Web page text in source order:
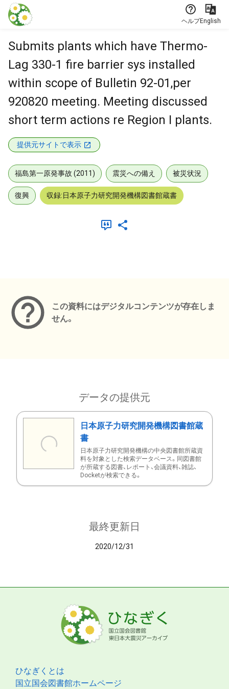
本文に飛ぶ
ヘルプEnglish
Submits plants which have Thermo-
Lag 330-1 fire barrier sys installed
within scope of Bulletin 92-01,per
920820 meeting. Meeting discussed
short term actions re Region I plants.
提供元サイトで表示
福島第一原発事故 (2011) 震災への備え 被災状況
復興 収録:日本原子力研究開発機構図書館蔵書
この資料にはデジタルコンテンツが存在しま
せん。
データの提供元
日本原子力研究開発機構図書館蔵
書
日本原子力研究開発機構の中央図書館所蔵資
料を対象とした検索データベース。同図書館
が所蔵する図書、レポート、会議資料、雑誌、
Docketが検索できる。
最終更新日
2020/12/31
ひなぎくとは
国立国会図書館ホームページ